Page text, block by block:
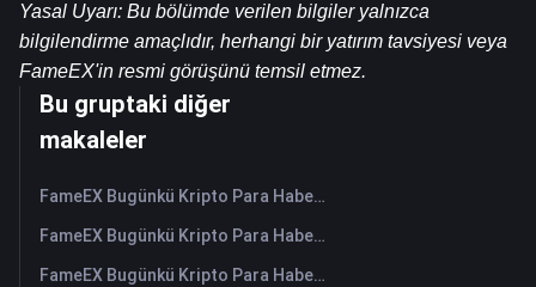
Yasal Uyarı: Bu bölümde verilen bilgiler yalnızca
bilgilendirme amaçlıdır, herhangi bir yatırım tavsiyesi veya
FameEX'in resmi görüşünü temsil etmez.
Bu gruptaki diğer
makaleler
FameEX Bugünkü Kripto Para Haberleri Özeti | 6 Ağustos 2026
FameEX Bugünkü Kripto Para Haberleri Özeti | 5 Ağustos 2026
FameEX Bugünkü Kripto Para Haberleri Özeti | 4 Ağustos 2026